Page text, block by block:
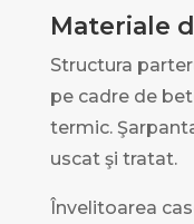
Materiale
Structura
pe cadre de
termic.
uscat şi tratat.
Învelitoarea